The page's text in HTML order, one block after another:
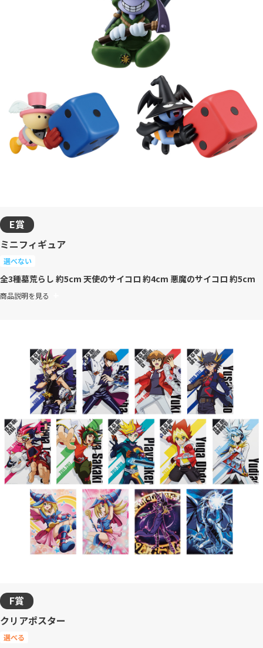
E賞
ミニフィギュア
選べない
全3種墓荒らし 約5cm 天使のサイコロ 約4cm 悪魔のサイコロ 約5cm
商品説明を見る
F賞
クリアポスター
選べる